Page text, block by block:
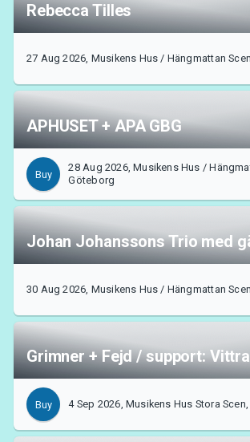
Support
Rebecca Tilles
27 Aug 2026, Musikens Hus / Hängmattan
APHUSET + APA GBG
Buy
28 Aug 2026, Musikens Hus /
Göteborg
Johan Johanssons Trio med
30 Aug 2026, Musikens Hus / Hängmattan
Grimner + Fejd / support: Vittra
Buy 4 Sep 2026, Musikens Hus Stora